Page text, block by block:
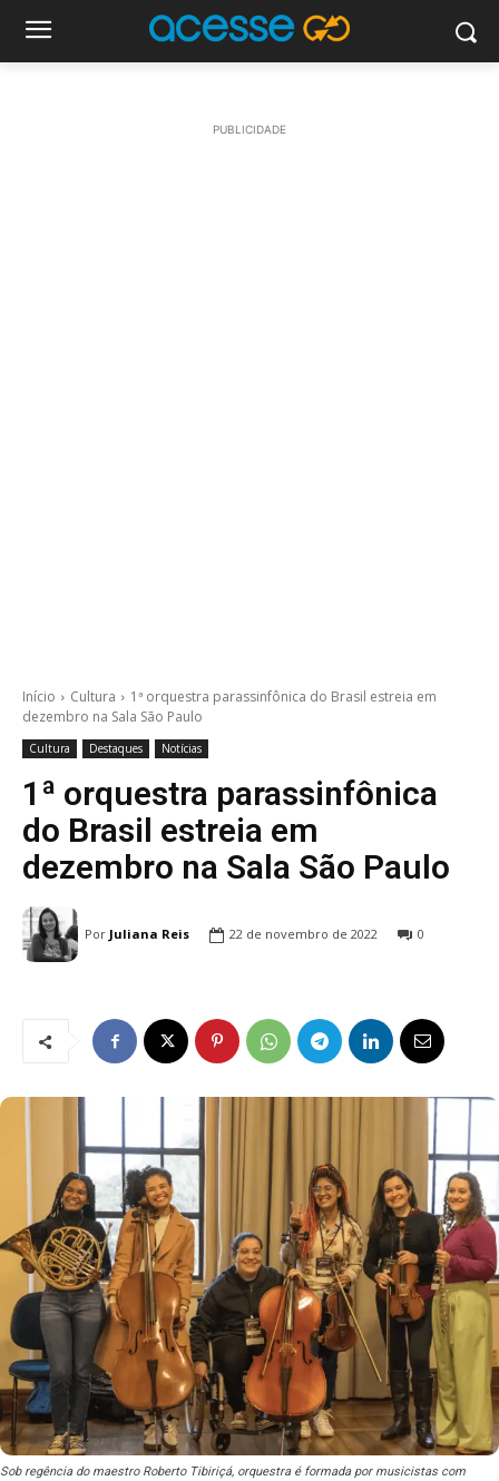
PUBLICIDADE
Início Cultura
1ª orquestra parassinfônica do Brasil estreia em
dezembro na Sala São Paulo
Cultura Destaques Notícias
1ª orquestra parassinfônica
do Brasil estreia em
dezembro na Sala São Paulo
Por Juliana Reis 22 de novembro de 2022 0
Sob regência do maestro Roberto Tibiriçá, orquestra é formada por musicistas com